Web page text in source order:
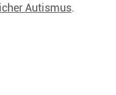
Autismus.